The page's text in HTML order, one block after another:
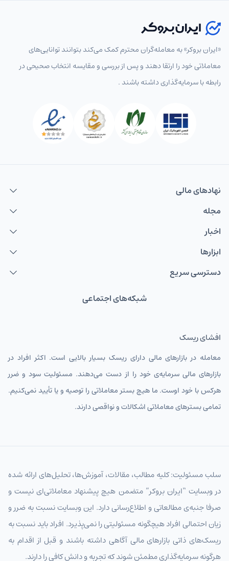
«ایران بروکر» به معامله‌گران محترم کمک می‌کند بتوانند توانایی‌های
معاملاتی خود را ارتقا دهند و پس از بررسی و مقایسه انتخاب‌ صحیحی در
رابطه با سرمایه‌گذاری داشته باشند .
نهاد‌های مالی
مجله
اخبار
ابزارها
دسترسی سریع
شبکه‌های اجتماعی
افشای ریسک
معامله در بازارهای مالی دارای ریسک بسیار بالایی است. اکثر افراد در
بازارهای مالی سرمایه‌ی خود را از دست می‌دهند. مسئولیت سود و ضرر
هرکس با خود اوست. ما هیچ بستر معاملاتی را توصیه و یا تأیید نمی‌کنیم.
تمامی بسترهای معاملاتی اشکالات و نواقصی دارند.
سلب مسئولیت: کلیه مطالب، مقالات، آموزش‌ها، تحلیل‌های ارائه شده
در وبسایت “ایران بروکر” متضمن هیچ پیشنهاد معاملاتی‌ای نیست و
صرفا جنبه‌ی مطالعاتی و اطلاع‌رسانی دارد. این وبسایت نسبت به ضرر و
زیان احتمالی افراد هیچگونه مسئولیتی را نمی‌پذیرد. افراد باید نسبت به
ریسک‌های ذاتی بازارهای مالی آگاهی داشته باشند و قبل از اقدام به
هرگونه سرمایه‌گذاری مطمئن شوند که تجربه و دانش کافی را دارند.